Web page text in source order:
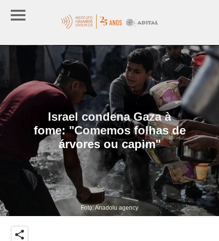
Israel condena Gaza à
fome: "Comemos folhas de
árvores ou capim"
Foto: Anadolu agency
share